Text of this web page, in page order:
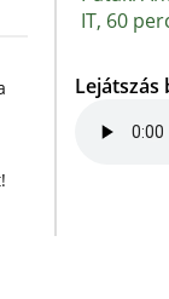
IT, 60
Lejátszás